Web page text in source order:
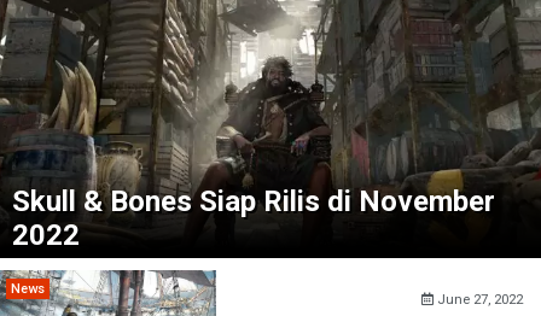
Skull & Bones Siap Rilis di November
2022
News
June 27, 2022